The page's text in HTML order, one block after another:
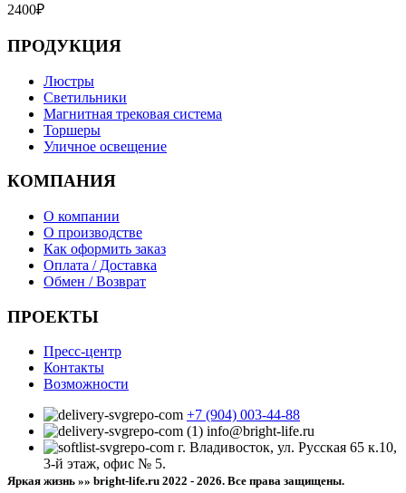
2400₽
ПРОДУКЦИЯ
Люстры
Светильники
Магнитная трековая система
Торшеры
Уличное освещение
КОМПАНИЯ
О компании
О производстве
Как оформить заказ
Оплата / Доставка
Обмен / Возврат
ПРОЕКТЫ
Пресс-центр
Контакты
Возможности
+7 (904) 003-44-88
info@bright-life.ru
г. Владивосток, ул. Русская 65 к.10,
3-й этаж, офис № 5.
Яркая жизнь »» bright-life.ru 2022 - 2026. Все права защищены.